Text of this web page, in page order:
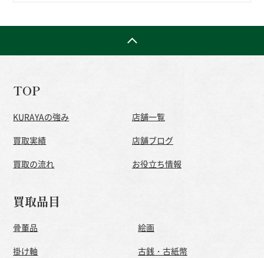
TOP
KURAYAの強み
買取実績
買取の流れ
店舗一覧
店舗ブログ
お役立ち情報
買取品目
骨董品
絵画
掛け軸
古銭・古紙幣